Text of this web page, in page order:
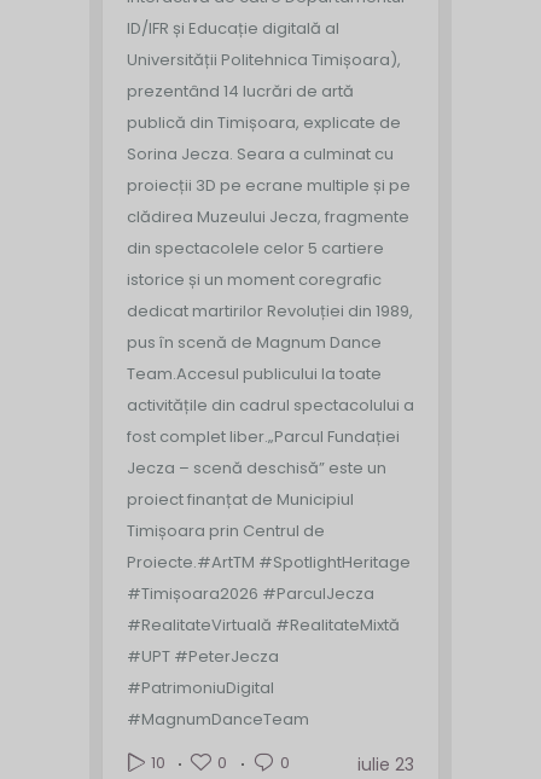
ID/IFR și Educație digitală al
Universității Politehnica Timișoara),
prezentând 14 lucrări de artă
publică din Timișoara, explicate de
Sorina Jecza. Seara a culminat cu
proiecții 3D pe ecrane multiple și pe
clădirea Muzeului Jecza, fragmente
din spectacolele celor 5 cartiere
istorice și un moment coregrafic
dedicat martirilor Revoluției din 1989,
pus în scenă de Magnum Dance
Team.Accesul publicului la toate
activitățile din cadrul spectacolului a
fost complet liber.„Parcul Fundației
Jecza – scenă deschisă” este un
proiect finanțat de Municipiul
Timișoara prin Centrul de
Proiecte.#ArtTM #SpotlightHeritage
#Timișoara2026 #ParculJecza
#RealitateVirtuală #RealitateMixtă
#UPT #PeterJecza
#PatrimoniuDigital
#MagnumDanceTeam
10
0 0 iulie 23